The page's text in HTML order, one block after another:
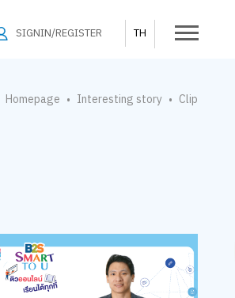
SIGNIN/REGISTER TH
Homepage • Interesting story • Clip